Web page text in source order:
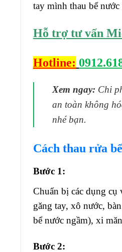
tay mình thau bể
Hỗ trợ tư vấn
Hotline:
Xem ngay: Chi
an toàn không
nhé bạn.
Cách thau rửa
Bước 1:
Chuẩn bị các dụng cụ
găng tay, xô nước,
bể nước ngầm), xi
Bước 2: